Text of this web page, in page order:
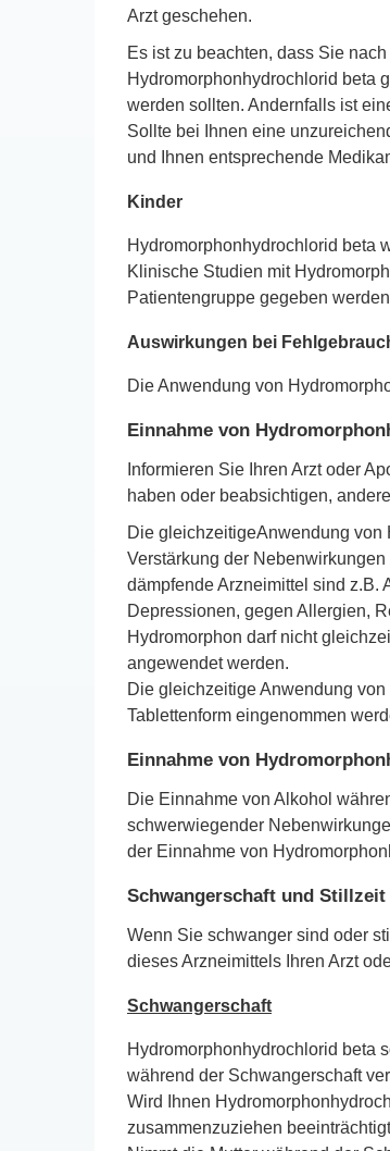
Arzt geschehen.
Es ist zu beachten, dass Sie
Hydromorphonhydrochlorid beta
werden sollten. Andernfalls ist
Sollte bei Ihnen eine
und Ihnen entsprechende
Kinder
Hydromorphonhydrochlorid beta
Klinische Studien mit
Patientengruppe gegeben
Auswirkungen bei
Die Anwendung von
Einnahme von
Informieren Sie Ihren Arzt oder
haben oder beabsichtigen,
Die gleichzeitigeAnwendung von
Verstärkung der
dämpfende Arzneimittel sind z.B.
Depressionen, gegen Allergien,
Hydromorphon darf nicht
angewendet werden.
Die gleichzeitige Anwendung
Tablettenform eingenommen
Einnahme von
Die Einnahme von Alkohol
schwerwiegender
der Einnahme von
Schwangerschaft und Stillzeit
Wenn Sie schwanger sind oder
dieses Arzneimittels Ihren Arzt
Schwangerschaft
Hydromorphonhydrochlorid beta
während der Schwangerschaft
Wird Ihnen
zusammenzuziehen